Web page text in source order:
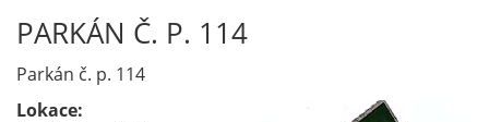
PARKÁN Č. P. 114
Parkán č. p. 114
Lokace: